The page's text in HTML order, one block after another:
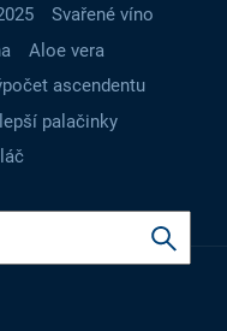
Svařené víno
Aloe vera
ascendentu
palačinky